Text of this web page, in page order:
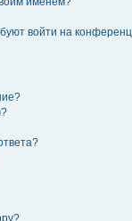
войти на